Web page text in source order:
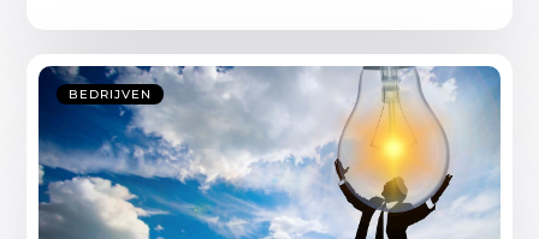
BEDRIJVEN